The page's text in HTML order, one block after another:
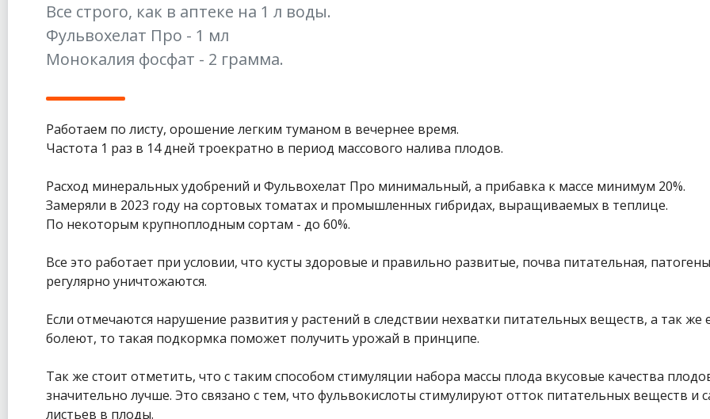
Все строго, как в аптеке на 1 л воды.
Фульвохелат Про - 1 мл
Монокалия фосфат - 2 грамма.
Работаем по листу, орошение легким туманом в вечернее время.
Частота 1 раз в 14 дней троекратно в период массового налива плодов.
Расход минеральных удобрений и Фульвохелат Про минимальный, а прибавка к массе минимум 20%.
Замеряли в 2023 году на сортовых томатах и промышленных гибридах, выращиваемых в теплице.
По некоторым крупноплодным сортам - до 60%.
Все это работает при условии, что кусты здоровые и правильно развитые, почва питательная,
регулярно уничтожаются.
Если отмечаются нарушение развития у растений в следствии нехватки питательных веществ, а так же
болеют, то такая подкормка поможет получить урожай в принципе.
Так же стоит отметить, что с таким способом стимуляции набора массы плода вкусовые качества
значительно лучше. Это связано с тем, что фульвокислоты стимулируют отток питательных веществ и
листьев в плоды.